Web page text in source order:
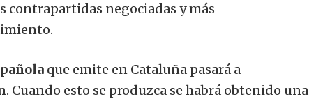
contrapartidas negociadas y más
que emite en Cataluña pasará a
. Cuando esto se produzca se habrá obtenido una